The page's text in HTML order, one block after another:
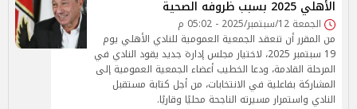
الأهلي 2025 بسبب ظروفه الصحية
الجمعة 12/سبتمبر/2025 - 05:02 م
من المقرر أن تنعقد الجمعية العمومية للنادي الأهلي يوم
19 سبتمبر 2025، لاختيار مجلس إدارة جديد يقود النادي في
المرحلة القادمة، ودعا الخطيب أعضاء الجمعية العمومية إلى
المشاركة بفاعلية في الانتخابات، من أجل كتابة مستقبل
النادي واستمرار مسيرته الناجحة محليًا وقاريًا.